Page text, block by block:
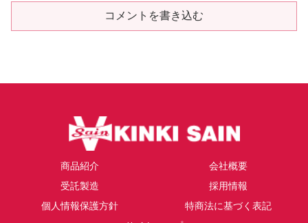
コメントを書き込む
商品紹介
会社概要
受託製造
採用情報
個人情報保護方針
特商法に基づく表記